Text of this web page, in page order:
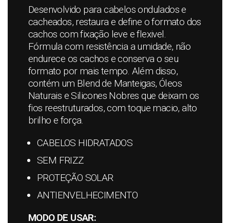
Desenvolvido para cabelos ondulados e
cacheados, restaura e define o formato dos
cachos com fixação leve e flexivel.
Fórmula com resistência a umidade, não
endurece os cachos e conserva o seu
formato por mais tempo. Além disso,
contém um Blend de Manteigas, Óleos
Naturais e Silicones Nobres que deixam os
fios reestruturados, com toque macio, alto
brilho e força.
CABELOS HIDRATADOS
SEM FRIZZ
PROTEÇÃO SOLAR
ANTIENVELHECIMENTO
MODO DE USAR: